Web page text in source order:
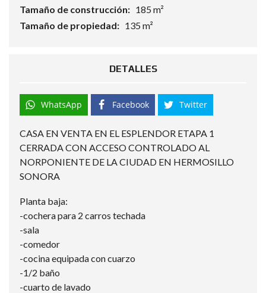
Tamaño de construcción: 185 m²
Tamaño de propiedad: 135 m²
DETALLES
WhatsApp Facebook Twitter
CASA EN VENTA EN EL ESPLENDOR ETAPA 1
CERRADA CON ACCESO CONTROLADO AL
NORPONIENTE DE LA CIUDAD EN HERMOSILLO
SONORA
Planta baja:
-cochera para 2 carros techada
-sala
-comedor
-cocina equipada con cuarzo
-1/2 baño
-cuarto de lavado